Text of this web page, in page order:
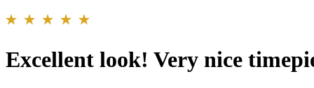
Excellent look! Very nice